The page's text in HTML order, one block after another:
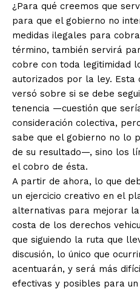
¿Para qué creemos que
para que el gobierno no
medidas ilegales para
término, también servirá
cobre con toda legitimidad
autorizados por la ley. Esta
versó sobre si se debe
tenencia —cuestión que
consideración colectiva,
sabe que el gobierno no lo
de su resultado—, sino los
el cobro de ésta.
A partir de ahora, lo que
un ejercicio creativo en el
alternativas para mejorar la
costa de los derechos
que siguiendo la ruta que
discusión, lo único que
acentuarán, y será más
efectivas y posibles para